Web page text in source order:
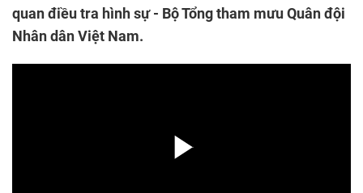
quan điều tra hình sự - Bộ Tổng tham mưu Quân đội
Nhân dân Việt Nam.